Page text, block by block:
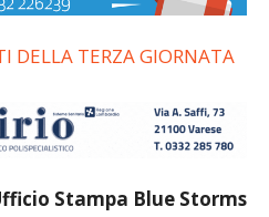
DELLA TERZA GIORNATA
Stampa Blue Storms